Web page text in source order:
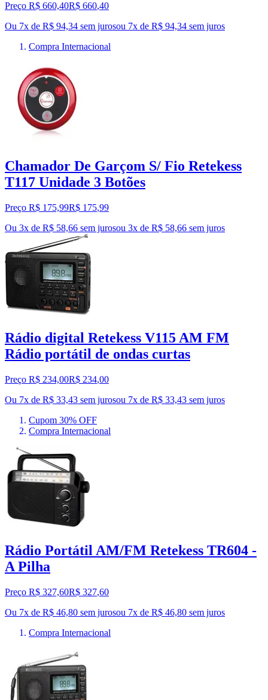
Preço R$ 660,40R$ 660,40
Ou 7x de R$ 94,34 sem jurosou 7x de R$ 94,34 sem juros
Compra Internacional
Chamador De Garçom S/ Fio Retekess
T117 Unidade 3 Botões
Preço R$ 175,99R$ 175,99
Ou 3x de R$ 58,66 sem jurosou 3x de R$ 58,66 sem juros
Rádio digital Retekess V115 AM FM
Rádio portátil de ondas curtas
Preço R$ 234,00R$ 234,00
Ou 7x de R$ 33,43 sem jurosou 7x de R$ 33,43 sem juros
Cupom 30% OFF
Compra Internacional
Rádio Portátil AM/FM Retekess TR604 -
A Pilha
Preço R$ 327,60R$ 327,60
Ou 7x de R$ 46,80 sem jurosou 7x de R$ 46,80 sem juros
Compra Internacional